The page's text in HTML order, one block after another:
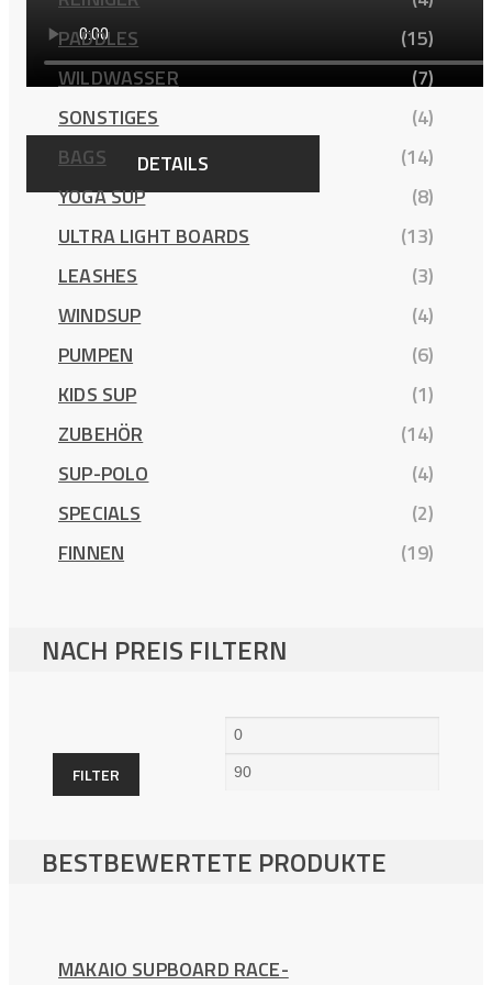
DETAILS
PADDLES
(15)
WILDWASSER
(7)
SONSTIGES
(4)
BAGS
(14)
YOGA SUP
(8)
ULTRA LIGHT BOARDS
(13)
LEASHES
(3)
WINDSUP
(4)
PUMPEN
(6)
KIDS SUP
(1)
ZUBEHÖR
(14)
SUP-POLO
(4)
SPECIALS
(2)
FINNEN
(19)
NACH PREIS FILTERN
Min.
Preis
FILTER
BESTBEWERTETE PRODUKTE
MAKAIO SUPBOARD RACE-